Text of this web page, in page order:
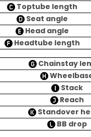
Toptube length
Seat angle
Head angle
Headtube length
Chainstay
Stack
Reach
Standover
BB drop